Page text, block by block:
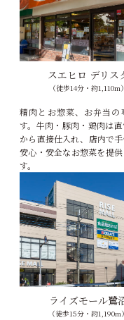
スエヒロ デリス
（徒歩14分・約1,110m）
精肉とお惣菜、お弁当の
す。牛肉・豚肉・鶏肉は
から直接仕入れ、店内で
安心・安全なお惣菜を提
す。
ライズモール鷺
（徒歩15分・約1,190m）